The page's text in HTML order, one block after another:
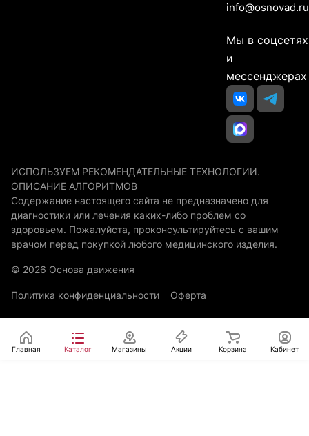
info@osnovad.ru
Мы в соцсетях
и
мессенджерах
ИСПОЛЬЗУЕМ РЕКОМЕНДАТЕЛЬНЫЕ ТЕХНОЛОГИИ.
ОПИСАНИЕ АЛГОРИТМОВ
Содержание настоящего сайта не предназначено для
диагностики или лечения каких-либо проблем со
здоровьем. Пожалуйста, проконсультируйтесь с вашим
врачом перед покупкой любого медицинского изделия.
© 2026 Основа движения
Политика конфиденциальности Оферта
Главная Каталог Магазины Акции Корзина Кабинет